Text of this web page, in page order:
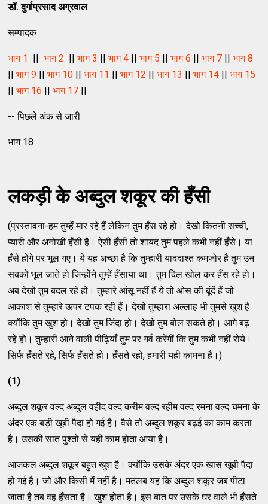
डॉ. दुर्गाप्रसाद अग्रवाल
सम्पादक
भाग 1 ||भाग 2 ||भाग 3 ||भाग 4 ||भाग 5 ||भाग 6 ||भाग 7 ||भाग 8
||भाग 9 ||भाग 10 ||भाग 11 ||भाग 12 ||भाग 13 ||भाग 14 ||भाग 15
||भाग 16 ||भाग 17 ||
-- पिछले अंक से जारी
भाग 18
लकड़ी के अब्दुल शकूर की हँसी
(प्रस्तावना-हम तुम्हें मार रहे हैं लेकिन तुम हँस रहे हो। देखो कितनी सच्ची,
प्यारी और अनोखी हँसी है। ऐसी हँसी तो शायद तुम पहले कभी नहीं हँसे। या
हँसे होगे पर भूल गए। ये यह अच्छा है कि तुम्हारी याददाश्त कमजोर है तुम उन
सबको भूल जाते हो जिन्होंने तुम्हें हँसाया था। तुम दिल खोल कर हँस रहे हो।
अब देखो तुम बदल रहे हो। तुम्हारे आंसू नहीं हैं ये तो ओस की बूंदें हैं जो
आकाश से तुम्हारे ऊपर टपक रही हैं। देखो तुम्हारा अल्लाह भी तुमसे खुश है
क्योंकि तुम खुश हो। देखो तुम जिंदा हो। देखो तुम बोल सकते हो। आगे बढ़
रहे हो। तुम्हारी आने वाली पीढ़ियाँ तुम पर गर्व करेंगीं कि तुम कभी नहीं रोये।
सिर्फ हँसते रहे, सिर्फ हँसते हो। हँसते रहो, हमारी यही कामना है।)
(1)
अब्दुल शकूर वल्द अब्दुल वहीद वल्द करीम वल्द रहीम वल्द रमना वल्द चमना के
अंदर एक बड़ी खूबी पैदा हो गई है। वैसे तो अब्दुल शकूर बढ़ई का काम करता
है। उसकी सात पुश्तों से यही काम होता आया है।
आजकल अब्दुल शकूर बहुत खुश है। क्योंकि उसके अंदर एक खास खूबी पैदा
हो गई है। जो और किसी में नहीं है। मतलब यह कि अब्दुल शकूर जब पीटा
जाता है तब वह हँसता है। खुश होता है। इस बात पर उसके घर वाले भी हँसते